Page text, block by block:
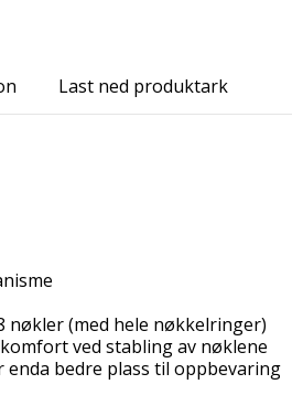
Last ned produktark
nøkler (med hele nøkkelringer)
ved stabling av nøklene
bedre plass til oppbevaring